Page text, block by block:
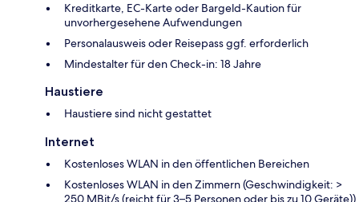
Kreditkarte, EC-Karte oder Bargeld-Kaution für
unvorhergesehene Aufwendungen
Personalausweis oder Reisepass ggf. erforderlich
Mindestalter für den Check-in: 18 Jahre
Haustiere
Haustiere sind nicht gestattet
Internet
Kostenloses WLAN in den öffentlichen Bereichen
Kostenloses WLAN in den Zimmern (Geschwindigkeit: >
250 MBit/s (reicht für 3–5 Personen oder bis zu 10 Geräte))